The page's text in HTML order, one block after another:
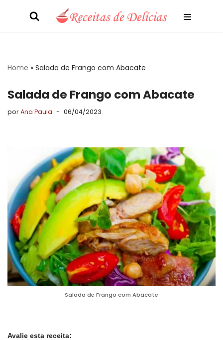
Home » Salada de Frango com Abacate
Salada de Frango com Abacate
porAna Paula 06/04/2023
Salada de Frango com Abacate
Avalie esta receita: